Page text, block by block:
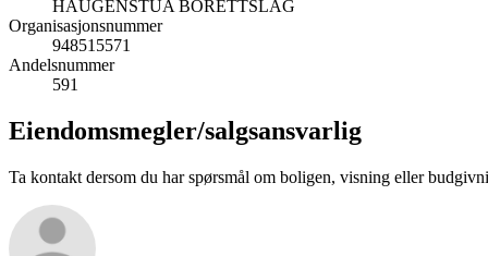
HAUGENSTUA BORETTSLAG
Organisasjonsnummer
948515571
Andelsnummer
591
Eiendomsmegler/salgsansvarlig
Ta kontakt dersom du har spørsmål om boligen, visning eller